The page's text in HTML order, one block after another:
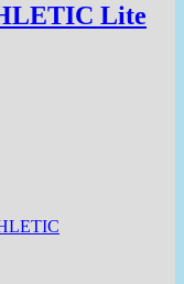
Lite